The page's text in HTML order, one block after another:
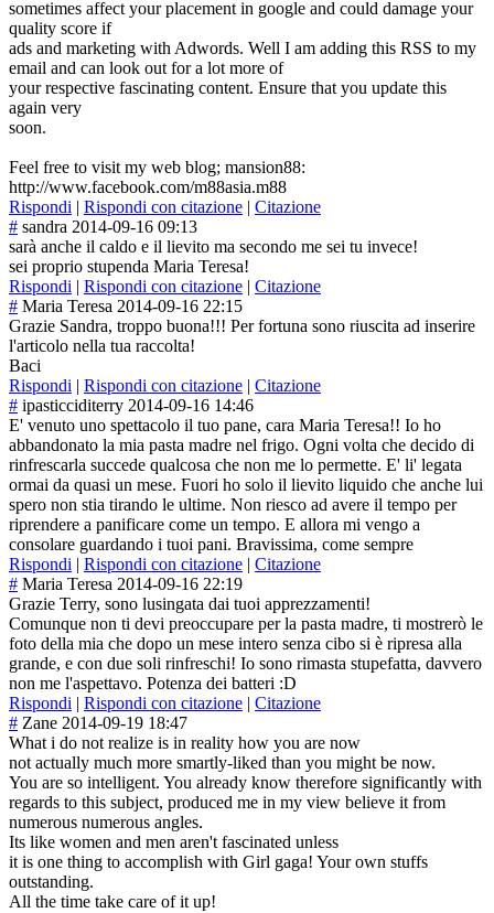
sometimes affect your placement in google and could damage your
quality score if
ads and marketing with Adwords. Well I am adding this RSS to my
email and can look out for a lot more of
your respective fascinating content. Ensure that you update this
again very
soon.
Feel free to visit my web blog; mansion88:
http://www.facebook.com/m88asia.m88
Rispondi | Rispondi con citazione | Citazione
# sandra 2014-09-16 09:13
sarà anche il caldo e il lievito ma secondo me sei tu invece!
sei proprio stupenda Maria Teresa!
Rispondi | Rispondi con citazione | Citazione
# Maria Teresa 2014-09-16 22:15
Grazie Sandra, troppo buona!!! Per fortuna sono riuscita ad inserire
l'articolo nella tua raccolta!
Baci
Rispondi | Rispondi con citazione | Citazione
# ipasticciditerry 2014-09-16 14:46
E' venuto uno spettacolo il tuo pane, cara Maria Teresa!! Io ho
abbandonato la mia pasta madre nel frigo. Ogni volta che decido di
rinfrescarla succede qualcosa che non me lo permette. E' li' legata
ormai da quasi un mese. Fuori ho solo il lievito liquido che anche lui
spero non stia tirando le ultime. Non riesco ad avere il tempo per
riprendere a panificare come un tempo. E allora mi vengo a
consolare guardando i tuoi pani. Bravissima, come sempre
Rispondi | Rispondi con citazione | Citazione
# Maria Teresa 2014-09-16 22:19
Grazie Terry, sono lusingata dai tuoi apprezzamenti!
Comunque non ti devi preoccupare per la pasta madre, ti mostrerò le
foto della mia che dopo un mese intero senza cibo si è ripresa alla
grande, e con due soli rinfreschi! Io sono rimasta stupefatta, davvero
non me l'aspettavo. Potenza dei batteri :D
Rispondi | Rispondi con citazione | Citazione
# Zane 2014-09-19 18:47
What i do not realize is in reality how you are now
not actually much more smartly-liked than you might be now.
You are so intelligent. You already know therefore significantly with
regards to this subject, produced me in my view believe it from
numerous numerous angles.
Its like women and men aren't fascinated unless
it is one thing to accomplish with Girl gaga! Your own stuffs
outstanding.
All the time take care of it up!